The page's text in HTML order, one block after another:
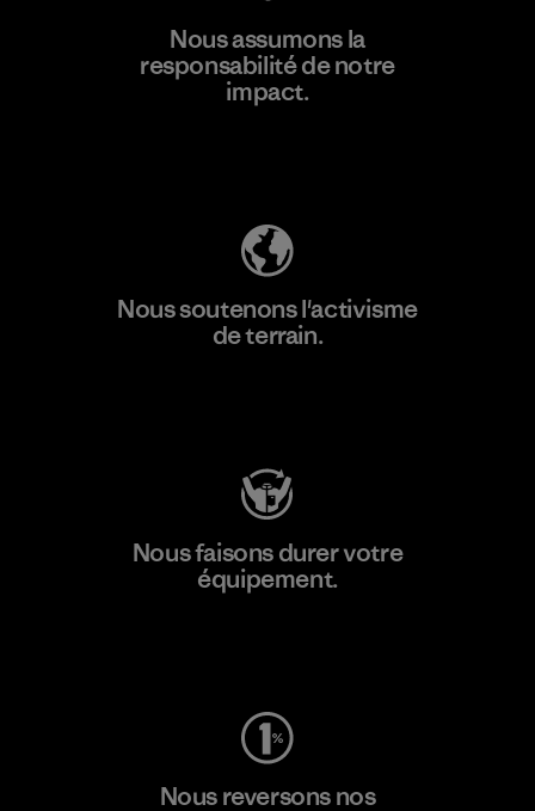
Nous assumons la
responsabilité de notre
impact.
Nous soutenons l'activisme
de terrain.
Nous faisons durer votre
équipement.
Nous reversons nos